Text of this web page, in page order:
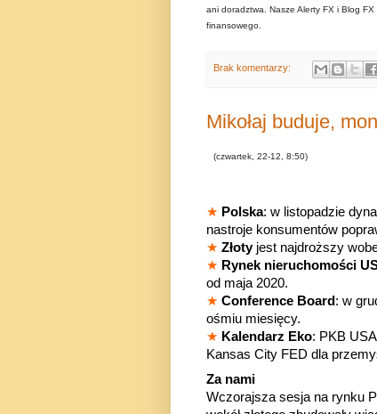
ani doradztwa. Nasze Alerty FX i Blog
finansowego.
Brak komentarzy:
Mikołaj buduje,
(czwartek, 22-12, 8:50)
★ Polska: w listopadzie
nastroje konsumentów
★ Złotyjest najdroższy
★ Rynek nieruchomości
od maja 2020.
★ Conference Board: w
ośmiu miesięcy.
★ Kalendarz Eko: PKB
Kansas City FED dla
Za nami
Wczorajszasesja na rynku